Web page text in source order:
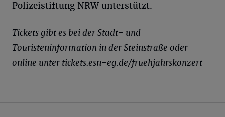
Polizeistiftung NRW unterstützt.
Tickets gibt es bei der Stadt- und
Touristeninformation in der Steinstraße oder
online unter tickets.esn-eg.de/fruehjahrskonzert